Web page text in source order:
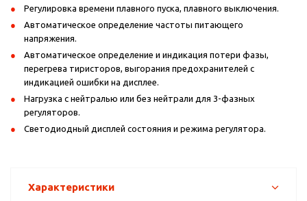
Регулировка времени плавного пуска, плавного выключения.
Автоматическое определение частоты питающего
напряжения.
Автоматическое определение и индикация потери фазы,
перегрева тиристоров, выгорания предохранителей с
индикацией ошибки на дисплее.
Нагрузка с нейтралью или без нейтрали для 3-фазных
регуляторов.
Светодиодный дисплей состояния и режима регулятора.
Характеристики